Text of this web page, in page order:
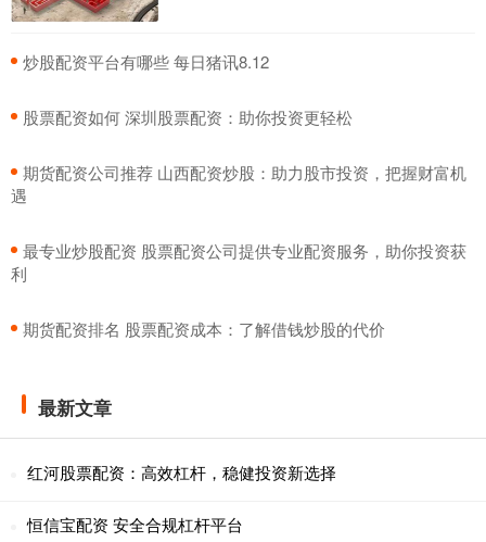
​炒股配资平台有哪些 每日猪讯8.12
​股票配资如何 深圳股票配资：助你投资更轻松
​期货配资公司推荐 山西配资炒股：助力股市投资，把握财富机
遇
​最专业炒股配资 股票配资公司提供专业配资服务，助你投资获
利
​期货配资排名 股票配资成本：了解借钱炒股的代价
最新文章
红河股票配资：高效杠杆，稳健投资新选择
恒信宝配资 安全合规杠杆平台